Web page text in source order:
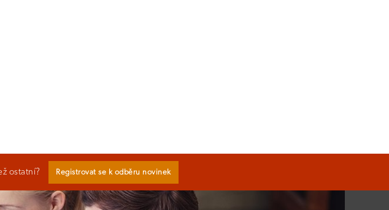
ostatní? Registrovat se k odběru novinek